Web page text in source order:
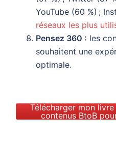
YouTube (60 %) ;
réseaux les plus
Pensez 360 : les
souhaitent une
optimale.
Télécharger mon
contenus BtoB